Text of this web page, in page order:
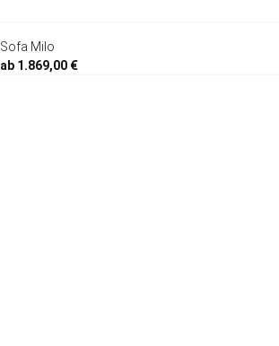
Sofa Milo
ab 1.869,00 €